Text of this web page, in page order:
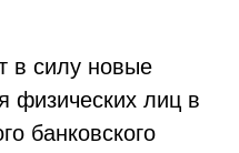
в силу новые
физических лиц в
банковского